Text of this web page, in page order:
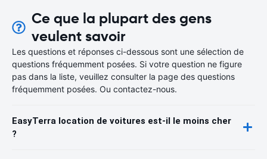
Ce que la plupart des gens
veulent savoir
Les questions et réponses ci-dessous sont une sélection de
questions fréquemment posées. Si votre question ne figure
pas dans la liste, veuillez consulter la page des questions
fréquemment posées. Ou contactez-nous.
EasyTerra location de voitures est-il le moins cher
?